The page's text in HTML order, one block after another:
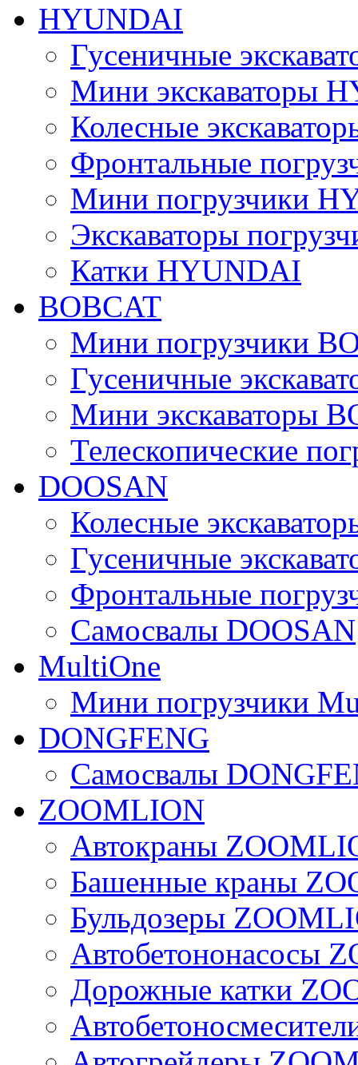
HYUNDAI
Гусеничные
Мини экскаваторы
Колесные
Фронтальные
Мини погрузчики
Экскаваторы
Катки HYUNDAI
BOBCAT
Мини погрузчики
Гусеничные
Мини экскаваторы
Телескопические
DOOSAN
Колесные
Гусеничные
Фронтальные
Самосвалы DOOSAN
MultiOne
Мини погрузчики
DONGFENG
Самосвалы
ZOOMLION
Автокраны
Башенные краны
Бульдозеры
Автобетононасосы
Дорожные катки